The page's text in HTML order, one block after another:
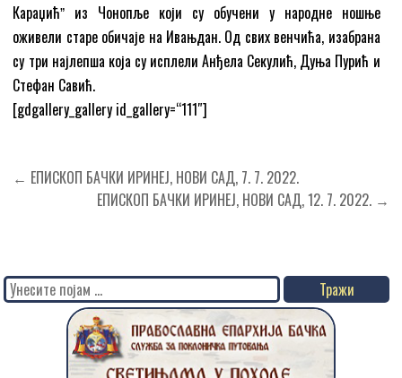
Караџићˮ из Чонопље који су обучени у народне ношње
оживели старе обичаје на Ивањдан. Од свих венчића, изабрана
су три најлепша која су исплели Анђела Секулић, Дуња Пурић и
Стефан Савић.
[gdgallery_gallery id_gallery=“111″]
Кретање
чланка
← ЕПИСКОП БАЧКИ ИРИНЕЈ, НОВИ САД, 7. 7. 2022.
ЕПИСКОП БАЧКИ ИРИНЕЈ, НОВИ САД, 12. 7. 2022. →
Search
for: